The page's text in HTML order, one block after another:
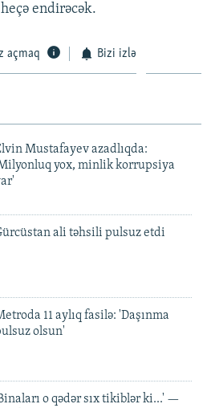
endirəcək.
açmaq Bizi izlə
Mustafayev azadlıqda:
yox, minlik korrupsiya
ali təhsili pulsuz etdi
11 aylıq fasilə: 'Daşınma
olsun'
o qədər sıx tikiblər ki...' —